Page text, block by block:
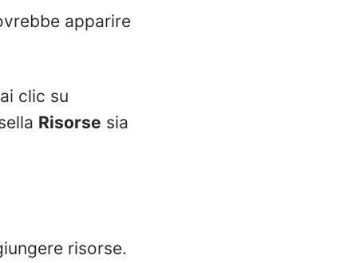
apparire
clic su
Risorse sia
risorse.